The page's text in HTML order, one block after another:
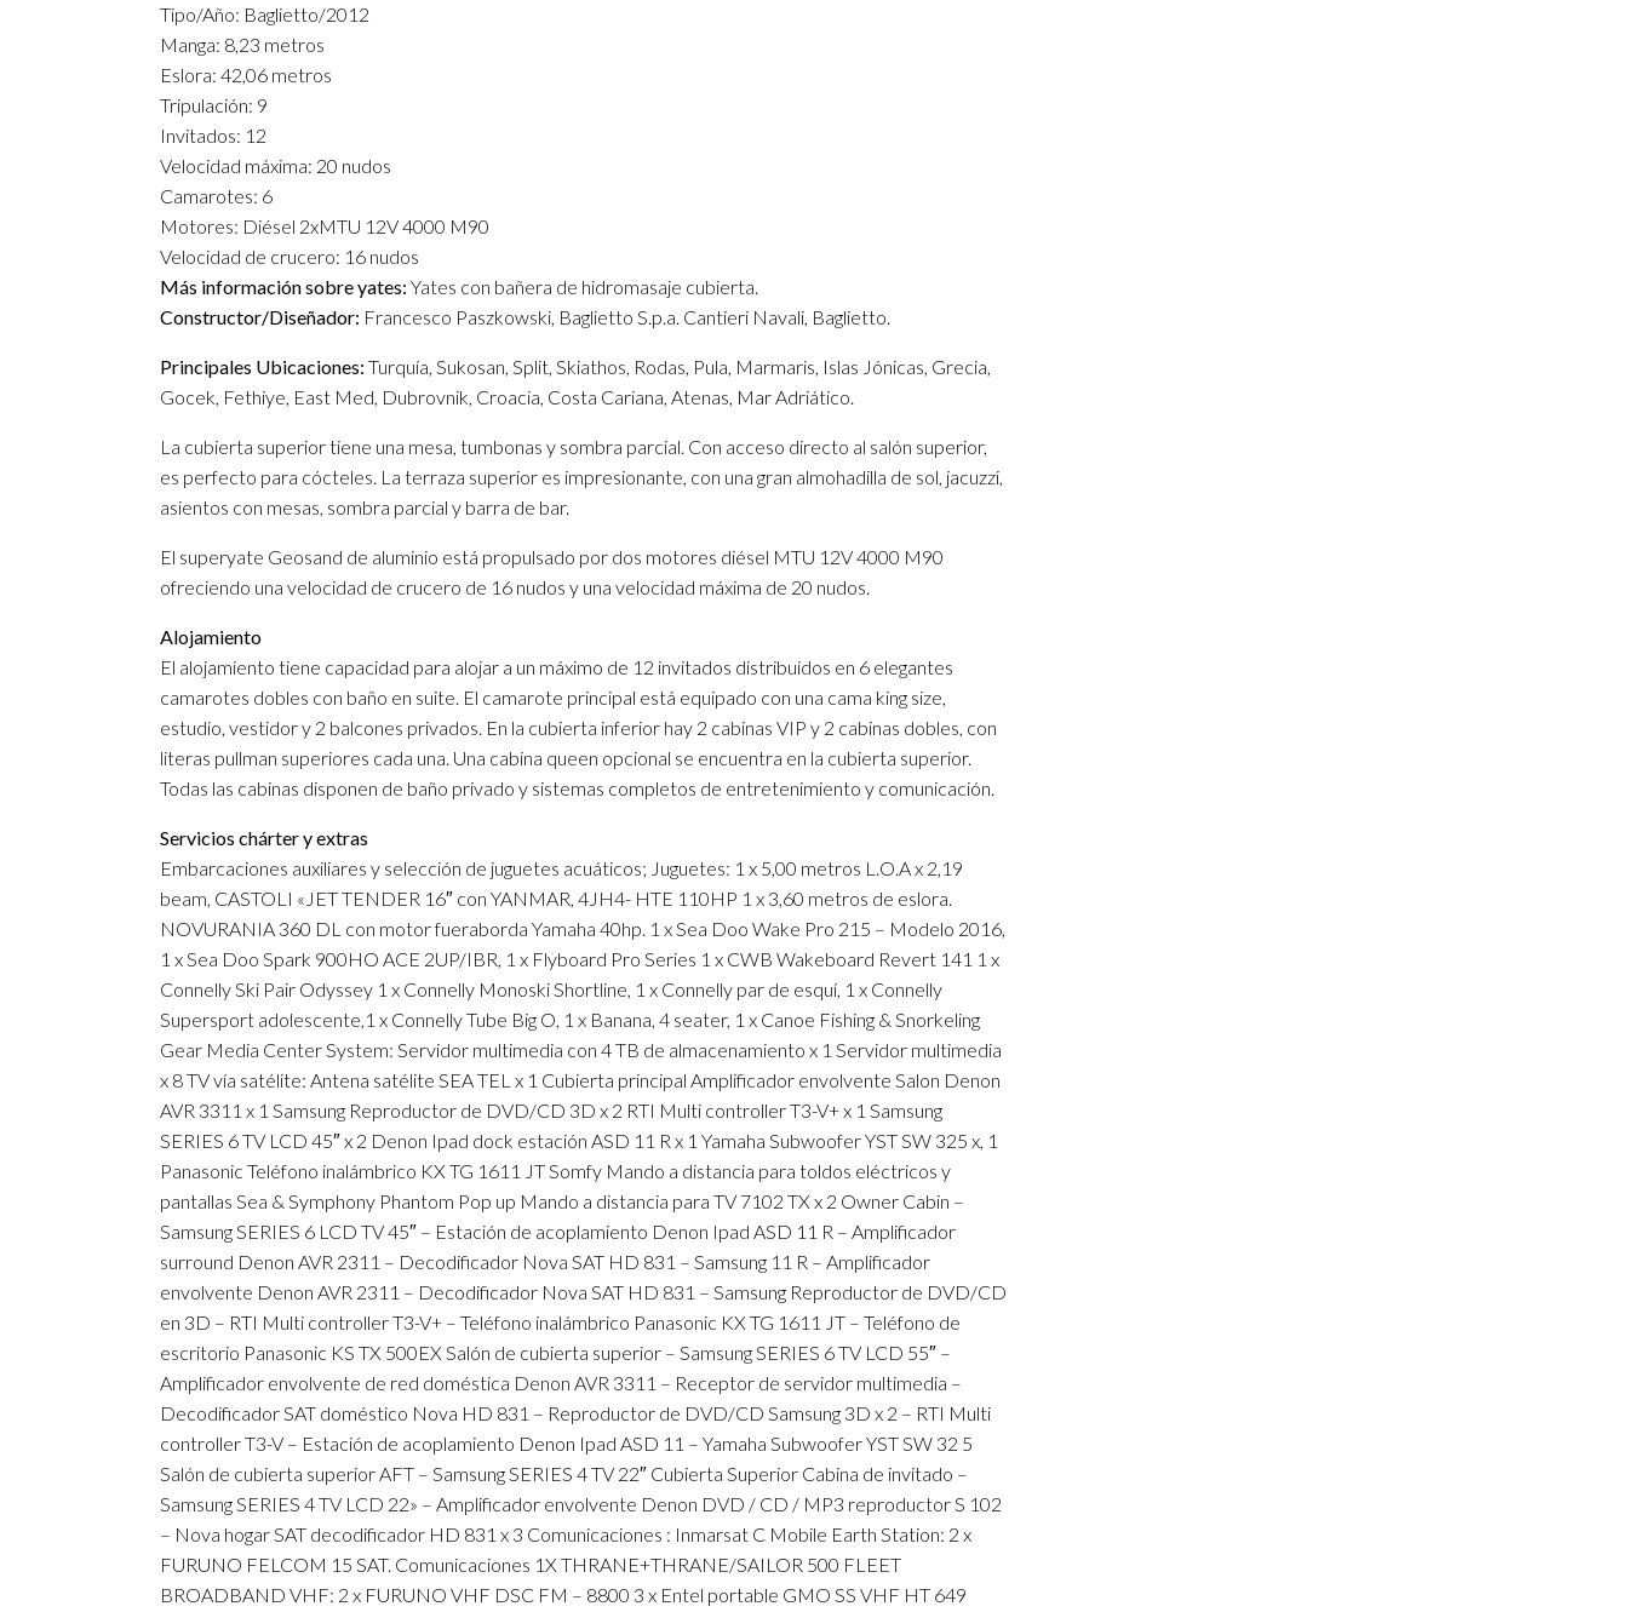
Tipo/Año: Baglietto/2012
Manga: 8,23 metros
Eslora: 42,06 metros
Tripulación: 9
Invitados: 12
Velocidad máxima: 20 nudos
Camarotes: 6
Motores: Diésel 2xMTU 12V 4000 M90
Velocidad de crucero: 16 nudos
Más información sobre yates: Yates con bañera de hidromasaje cubierta.
Constructor/Diseñador: Francesco Paszkowski, Baglietto S.p.a. Cantieri Navali, Baglietto.
Principales Ubicaciones: Turquía, Sukosan, Split, Skiathos, Rodas, Pula, Marmaris, Islas Jónicas, Grecia,
Gocek, Fethiye, East Med, Dubrovnik, Croacia, Costa Cariana, Atenas, Mar Adriático.
La cubierta superior tiene una mesa, tumbonas y sombra parcial. Con acceso directo al salón superior,
es perfecto para cócteles. La terraza superior es impresionante, con una gran almohadilla de sol, jacuzzi,
asientos con mesas, sombra parcial y barra de bar.
El superyate Geosand de aluminio está propulsado por dos motores diésel MTU 12V 4000 M90
ofreciendo una velocidad de crucero de 16 nudos y una velocidad máxima de 20 nudos.
Alojamiento
El alojamiento tiene capacidad para alojar a un máximo de 12 invitados distribuidos en 6 elegantes
camarotes dobles con baño en suite. El camarote principal está equipado con una cama king size,
estudio, vestidor y 2 balcones privados. En la cubierta inferior hay 2 cabinas VIP y 2 cabinas dobles, con
literas pullman superiores cada una. Una cabina queen opcional se encuentra en la cubierta superior.
Todas las cabinas disponen de baño privado y sistemas completos de entretenimiento y comunicación.
Servicios chárter y extras
Embarcaciones auxiliares y selección de juguetes acuáticos; Juguetes: 1 x 5,00 metros L.O.A x 2,19
beam, CASTOLI «JET TENDER 16″ con YANMAR, 4JH4- HTE 110HP 1 x 3,60 metros de eslora.
NOVURANIA 360 DL con motor fueraborda Yamaha 40hp. 1 x Sea Doo Wake Pro 215 – Modelo 2016,
1 x Sea Doo Spark 900HO ACE 2UP/IBR, 1 x Flyboard Pro Series 1 x CWB Wakeboard Revert 141 1 x
Connelly Ski Pair Odyssey 1 x Connelly Monoski Shortline, 1 x Connelly par de esquí, 1 x Connelly
Supersport adolescente,1 x Connelly Tube Big O, 1 x Banana, 4 seater, 1 x Canoe Fishing & Snorkeling
Gear Media Center System: Servidor multimedia con 4 TB de almacenamiento x 1 Servidor multimedia
x 8 TV vía satélite: Antena satélite SEA TEL x 1 Cubierta principal Amplificador envolvente Salon Denon
AVR 3311 x 1 Samsung Reproductor de DVD/CD 3D x 2 RTI Multi controller T3-V+ x 1 Samsung
SERIES 6 TV LCD 45″ x 2 Denon Ipad dock estación ASD 11 R x 1 Yamaha Subwoofer YST SW 325 x, 1
Panasonic Teléfono inalámbrico KX TG 1611 JT Somfy Mando a distancia para toldos eléctricos y
pantallas Sea & Symphony Phantom Pop up Mando a distancia para TV 7102 TX x 2 Owner Cabin –
Samsung SERIES 6 LCD TV 45″ – Estación de acoplamiento Denon Ipad ASD 11 R – Amplificador
surround Denon AVR 2311 – Decodificador Nova SAT HD 831 – Samsung 11 R – Amplificador
envolvente Denon AVR 2311 – Decodificador Nova SAT HD 831 – Samsung Reproductor de DVD/CD
en 3D – RTI Multi controller T3-V+ – Teléfono inalámbrico Panasonic KX TG 1611 JT – Teléfono de
escritorio Panasonic KS TX 500EX Salón de cubierta superior – Samsung SERIES 6 TV LCD 55″ –
Amplificador envolvente de red doméstica Denon AVR 3311 – Receptor de servidor multimedia –
Decodificador SAT doméstico Nova HD 831 – Reproductor de DVD/CD Samsung 3D x 2 – RTI Multi
controller T3-V – Estación de acoplamiento Denon Ipad ASD 11 – Yamaha Subwoofer YST SW 32 5
Salón de cubierta superior AFT – Samsung SERIES 4 TV 22″ Cubierta Superior Cabina de invitado –
Samsung SERIES 4 TV LCD 22» – Amplificador envolvente Denon DVD / CD / MP3 reproductor S 102
– Nova hogar SAT decodificador HD 831 x 3 Comunicaciones : Inmarsat C Mobile Earth Station: 2 x
FURUNO FELCOM 15 SAT. Comunicaciones 1X THRANE+THRANE/SAILOR 500 FLEET
BROADBAND VHF: 2 x FURUNO VHF DSC FM – 8800 3 x Entel portable GMO SS VHF HT 649